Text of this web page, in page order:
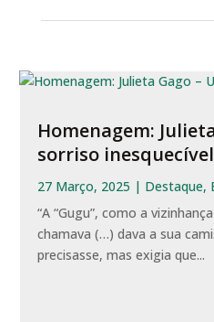
Homenagem:
sorriso inesquecível
27 Março, 2025 | Destaque,
“A “Gugu”, como a
chamava (…) dava a sua
precisasse, mas exigia que...